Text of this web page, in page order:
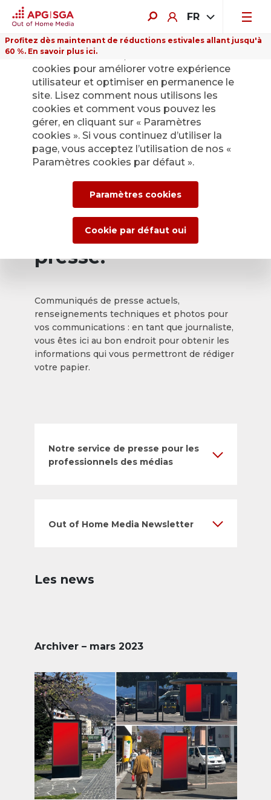
FR
Profitez dès maintenant de réductions estivales allant jusqu'à
60 %. En savoir plus ici.
Retour
Service de presse
d’APG|SGA pour les
actualités et les
communiqués de
presse.
Communiqués de presse actuels,
renseignements techniques et photos pour
vos communications : en tant que journaliste,
vous êtes ici au bon endroit pour obtenir les
informations qui vous permettront de rédiger
votre papier.
Notre service de presse pour les
professionnels des médias
Out of Home Media Newsletter
Les news
Archiver – mars 2023
Sur ce site Internet, nous utilisons des
cookies pour améliorer votre expérience
utilisateur et optimiser en permanence le
site. Lisez comment nous utilisons les
cookies et comment vous pouvez les
gérer, en cliquant sur « Paramètres
cookies ». Si vous continuez d’utiliser la
page, vous acceptez l’utilisation de nos «
Paramètres cookies par défaut ».
Paramètres cookies
Cookie par défaut oui